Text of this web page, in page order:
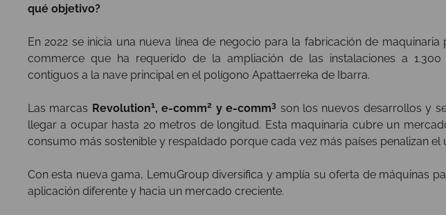
qué objetivo?
En 2022 se inicia una nueva línea de negocio para la fabricación de
commerce que ha requerido de la ampliación de las instalaciones a 1.300
contiguos a la nave principal en el polígono Apattaerreka de Ibarra.
Las marcas Revolution1, e-comm2 y e-comm3 son los nuevos desarrollos y
llegar a ocupar hasta 20 metros de longitud. Esta maquinaria cubre un
consumo más sostenible y respaldado porque cada vez más países penalizan el
Con esta nueva gama, LemuGroup diversifica y amplía su oferta de máquinas
aplicación diferente y hacia un mercado creciente.